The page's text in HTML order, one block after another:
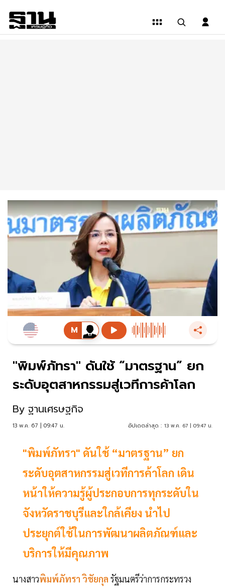
"พิมพ์ภัทรา" ดันใช้ “มาตรฐาน” ยก
ระดับอุตสาหกรรมสู่เวทีการค้าโลก
By ฐานเศรษฐกิจ
13 พ.ค. 67 | 09:47 น. อัปเดตล่าสุด : 13 พ.ค. 67 | 09:47 น.
"พิมพ์ภัทรา" ดันใช้ “มาตรฐาน” ยก
ระดับอุตสาหกรรมสู่เวทีการค้าโลก เดิน
หน้าให้ความรู้ผู้ประกอบการทุกระดับใน
จังหวัดราชบุรีและใกล้เคียง นำไป
ประยุกต์ใช้ในการพัฒนาผลิตภัณฑ์และ
บริการให้มีคุณภาพ
นางสาวพิมพ์ภัทรา วิชัยกุล รัฐมนตรีว่าการกระทรวง